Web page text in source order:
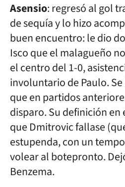
Asensio: regresó al gol
de sequía y lo hizo
buen encuentro: le dio
Isco que el malagueño
el centro del 1-0,
involuntario de Paulo.
que en partidos
disparo. Su definición en
que Dmitrovic fallase
estupenda, con un
volear al botepronto.
Benzema.